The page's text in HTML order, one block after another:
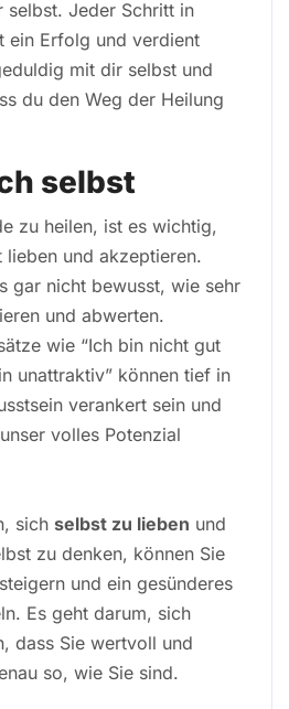
selbst. Jeder Schritt in
ein Erfolg und verdient
mit dir selbst und
du den Weg der Heilung
selbst
zu heilen, ist es wichtig,
lieben und akzeptieren.
gar nicht bewusst, wie sehr
und abwerten.
wie “Ich bin nicht gut
unattraktiv” können tief in
verankert sein und
volles Potenzial
sich selbst zu lieben und
zu denken, können Sie
und ein gesünderes
Es geht darum, sich
dass Sie wertvoll und
so, wie Sie sind.